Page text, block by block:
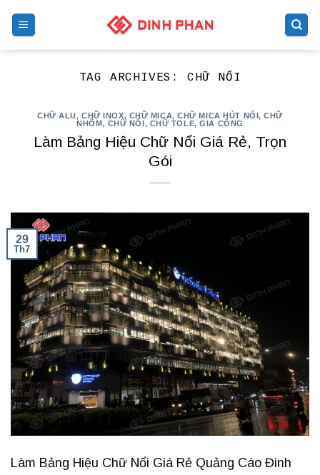
TAG ARCHIVES: CHỮ NỔI
CHỮ ALU,CHỮ INOX, CHỮ MICA,CHỮ MICA HÚT NỔI,CHỮ
NHÔM, CHỮ NỔI, CHỮ TOLE,GIA CÔNG
Làm Bảng Hiệu Chữ Nổi Giá Rẻ, Trọn
Gói
29
Th7
Làm Bảng Hiệu Chữ Nổi Giá Rẻ Quảng Cáo Đinh